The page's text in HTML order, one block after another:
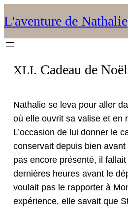
L'aventure de Nathalie
XLI. Cadeau de Noël
Nathalie se leva pour aller
où elle ouvrit sa valise et en
L’oc­ca­sion de lui don­ner le
con­ser­vait depuis bien avant
pas encore présen­té, il
dernières heures avant le
voulait pas le rap­porter à
expéri­ence, elle savait que